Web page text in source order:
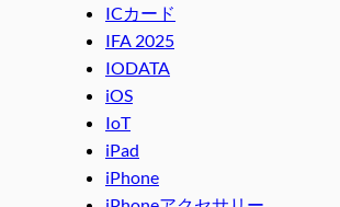
ICカード
IFA 2025
IODATA
iOS
IoT
iPad
iPhone